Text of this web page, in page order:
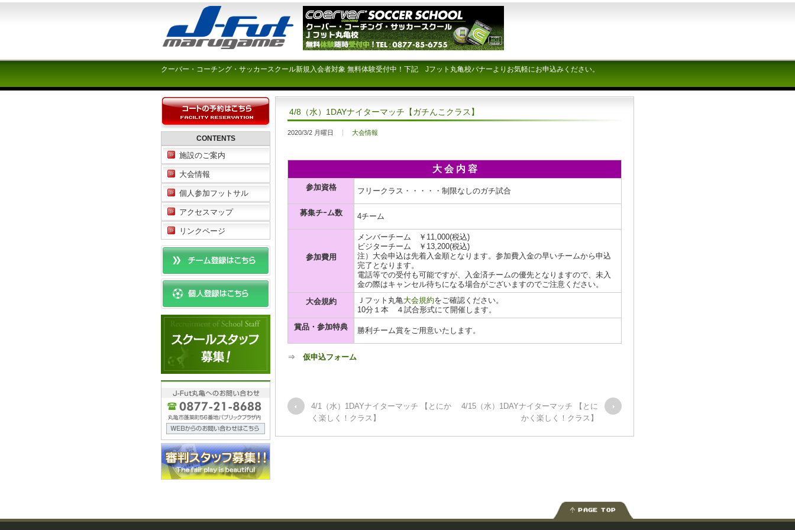
クーバー・コーチング・サッカースクール新規入会者対象 無料体験受付中！下記 Jフット丸亀校バナーよりお気軽にお申込みください。
4/8（水）1DAYナイターマッチ【ガチんこクラス】
2020/3/2 月曜日 大会情報
大 会 内 容
参加資格 フリークラス・・・・・制限なしのガチ試合
募集チｰム数 4チーム
参加費用
メンバーチーム ￥11,000(税込)
ビジターチーム ￥13,200(税込)
注）大会申込は先着入金順となります。参加費入金の早いチームから申込
完了となります。
電話等での受付も可能ですが、入金済チームの優先となりますので、未入
金の際はキャンセル待ちになる場合がございますのでご注意ください。
大会規約
Ｊフット丸亀 大会規約をご確認ください。
10分１本 ４試合形式にて開催します。
賞品・参加特典
勝利チーム賞をご用意いたします。
⇒ 仮申込フォーム
4/1（水）1DAYナイターマッチ 【とにか
く楽しく！クラス】
4/15（水）1DAYナイターマッチ 【とに
かく楽しく！クラス】
CONTENTS
施設のご案内
大会情報
個人参加フットサル
アクセスマップ
リンクページ